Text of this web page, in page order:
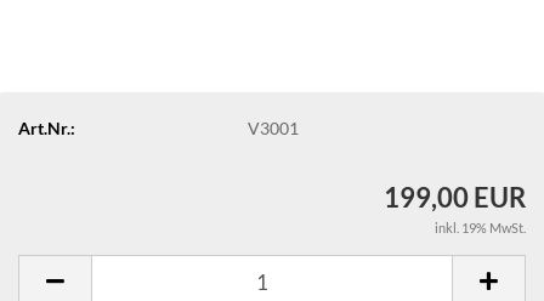
Art.Nr.: V3001
199,00 EUR
inkl. 19% MwSt.